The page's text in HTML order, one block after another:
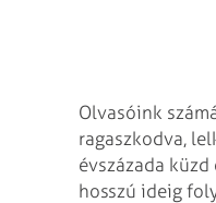
Olvasóink
ragaszkodva,
évszázada
hosszú ideig